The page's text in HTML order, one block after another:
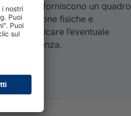
imprese forniscono un quadro
di persone fisiche e
di verificare l’eventuale
di insolvenza.